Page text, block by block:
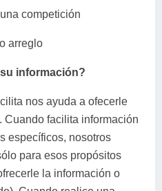
competición
arreglo
información?
nos ayuda a ofecerle
Cuando facilita información
específicos, nosotros
para esos propósitos
la información o